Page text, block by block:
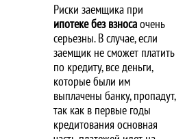
Риски заемщика при
ипотеке без взносаочень
серьезны. В случае, если
заемщик не сможет платить
по кредиту, все деньги,
которые были им
выплачены банку, пропадут,
так как в первые годы
кредитования основная